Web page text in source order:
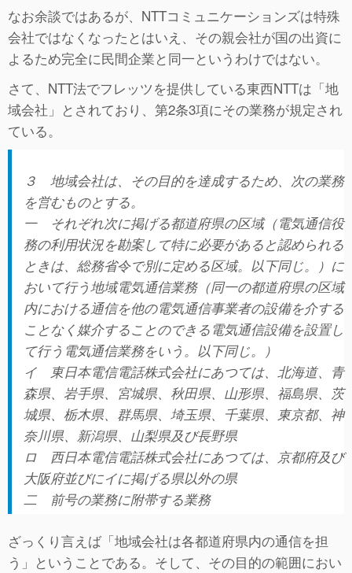
なお余談ではあるが、NTTコミュニケーションズは特殊
会社ではなくなったとはいえ、その親会社が国の出資に
よるため完全に民間企業と同一というわけではない。
さて、NTT法でフレッツを提供している東西NTTは「地
域会社」とされており、第2条3項にその業務が規定され
ている。
３ 地域会社は、その目的を達成するため、次の業務
を営むものとする。
一
それぞれ次に掲げる都道府県の区域（電気通信役
務の利用状況を勘案して特に必要があると認められる
ときは、総務省令で別に定める区域。以下同じ。）に
おいて行う地域電気通信業務（同一の都道府県の区域
内における通信を他の電気通信事業者の設備を介する
ことなく媒介することのできる電気通信設備を設置し
て行う電気通信業務をいう。以下同じ。）
イ
東日本電信電話株式会社にあつては、北海道、青
森県、岩手県、宮城県、秋田県、山形県、福島県、茨
城県、栃木県、群馬県、埼玉県、千葉県、東京都、神
奈川県、新潟県、山梨県及び長野県
ロ 西日本電信電話株式会社にあつては、京都府及び
大阪府並びにイに掲げる県以外の県
二 前号の業務に附帯する業務
ざっくり言えば「地域会社は各都道府県内の通信を担
う」ということである。そして、その目的の範囲におい